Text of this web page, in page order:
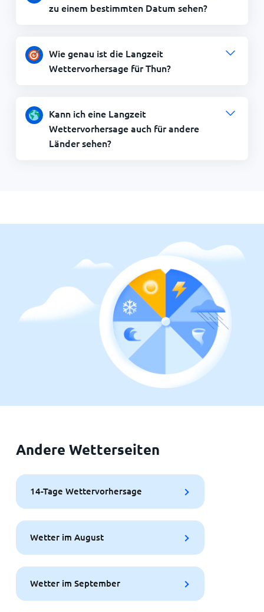
zu einem bestimmten Datum sehen?
Wie genau ist die Langzeit
Wettervorhersage für Thun?
Kann ich eine Langzeit
Wettervorhersage auch für andere
Länder sehen?
Andere Wetterseiten
14-Tage Wettervorhersage
Wetter im August
Wetter im September